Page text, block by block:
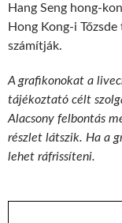
Hang Seng hong-
Hong Kong-i
számítják.
A grafikonokat a
tájékoztató célt
Alacsony felbontás
részlet látszik. Ha a
lehet ráfrissíteni.